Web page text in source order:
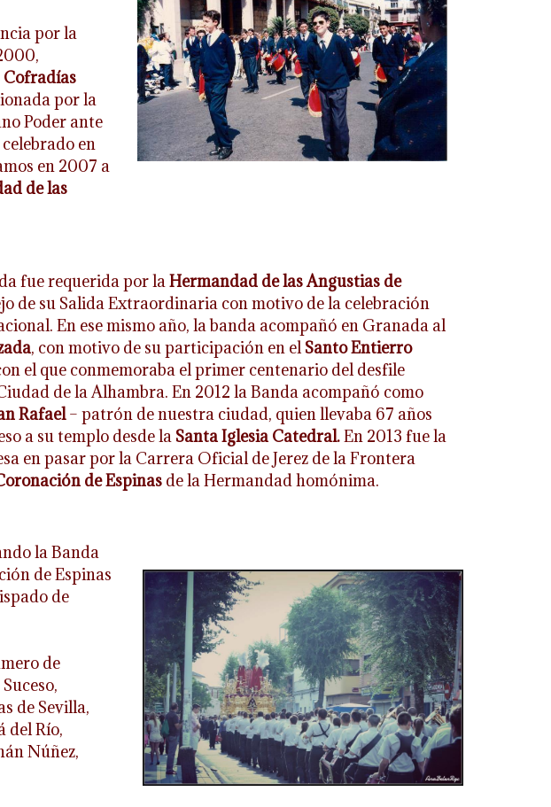
por la
Cofradías
por la
Poder ante
en
en 2007 a
de las
fue requerida por laHermandad de las Angustias de
de su Salida Extraordinaria con motivo de la celebración
En ese mismo año, la banda acompañó en Granada al
, con motivo de su participación en el Santo Entierro
el que conmemoraba el primer centenario del desfile
de la Alhambra. En 2012 la Banda acompañó como
Rafael– patrón de nuestra ciudad, quien llevaba 67 años
a su templo desde la Santa Iglesia Catedral.En 2013 fue la
en pasar por la Carrera Oficial de Jerez de la Frontera
de Espinas de la Hermandad homónima.
la Banda
de Espinas
de
de
de Sevilla,
del Río,
Núñez,